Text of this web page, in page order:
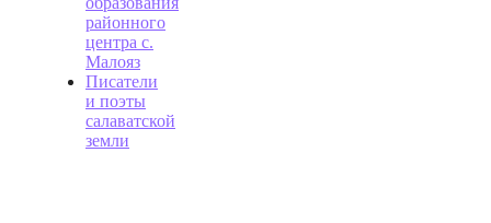
районного
центра с.
Малояз
Писатели
и поэты
салаватской
земли